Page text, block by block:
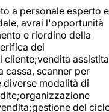
a personale esperto e
avrai l'opportunità
e riordino della
dei
cliente;vendita assistita
scanner per
diverse modalità di
del